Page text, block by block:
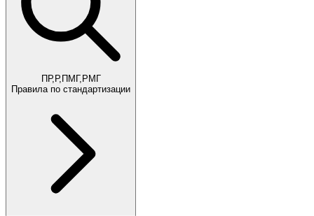
ПР,Р,ПМГ,РМГ
Правила по стандартизации